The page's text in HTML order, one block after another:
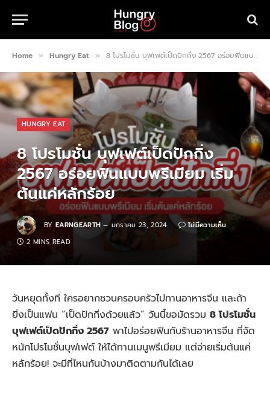
Home » Hungry Eat » 8 โปรโมชั่น บุฟเฟต์เป็ดปักกิ่ง 2567 อร่อยฟินแบบพรีเมียม เริ่มต้นแค่หลักร้อย
HUNGRY EAT
8 โปรโมชั่น บุฟเฟต์เป็ดปักกิ่ง
2567 อร่อยฟินแบบพรีเมียม เริ่ม
ต้นแค่หลักร้อย
BY EARNGEARTH มกราคม 23, 2024
ไม่มีความเห็น
2 MINS READ
วันหยุดทั้งที ใครอยากชวนครอบครัวไปทานอาหารจีน และถ้า
ยิ่งเป็นแฟน “เป็ดปักกิ่งด้วยแล้ว” วันนี้ขอมัดรวม 8 โปรโมชั่น
บุฟเฟต์เป็ดปักกิ่ง 2567 พาไปอร่อยฟินกับร้านอาหารจีน ที่จัด
หนักโปรโมชั่นบุฟเฟต์ ให้ได้ทานเมนูพรีเมียม แต่จ่ายเริ่มต้นแค่
หลักร้อย! จะมีที่ไหนกันบ้างมาติดตามกันได้เลย